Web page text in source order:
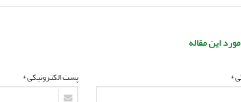
این مقاله
* پست الکترونیکی *